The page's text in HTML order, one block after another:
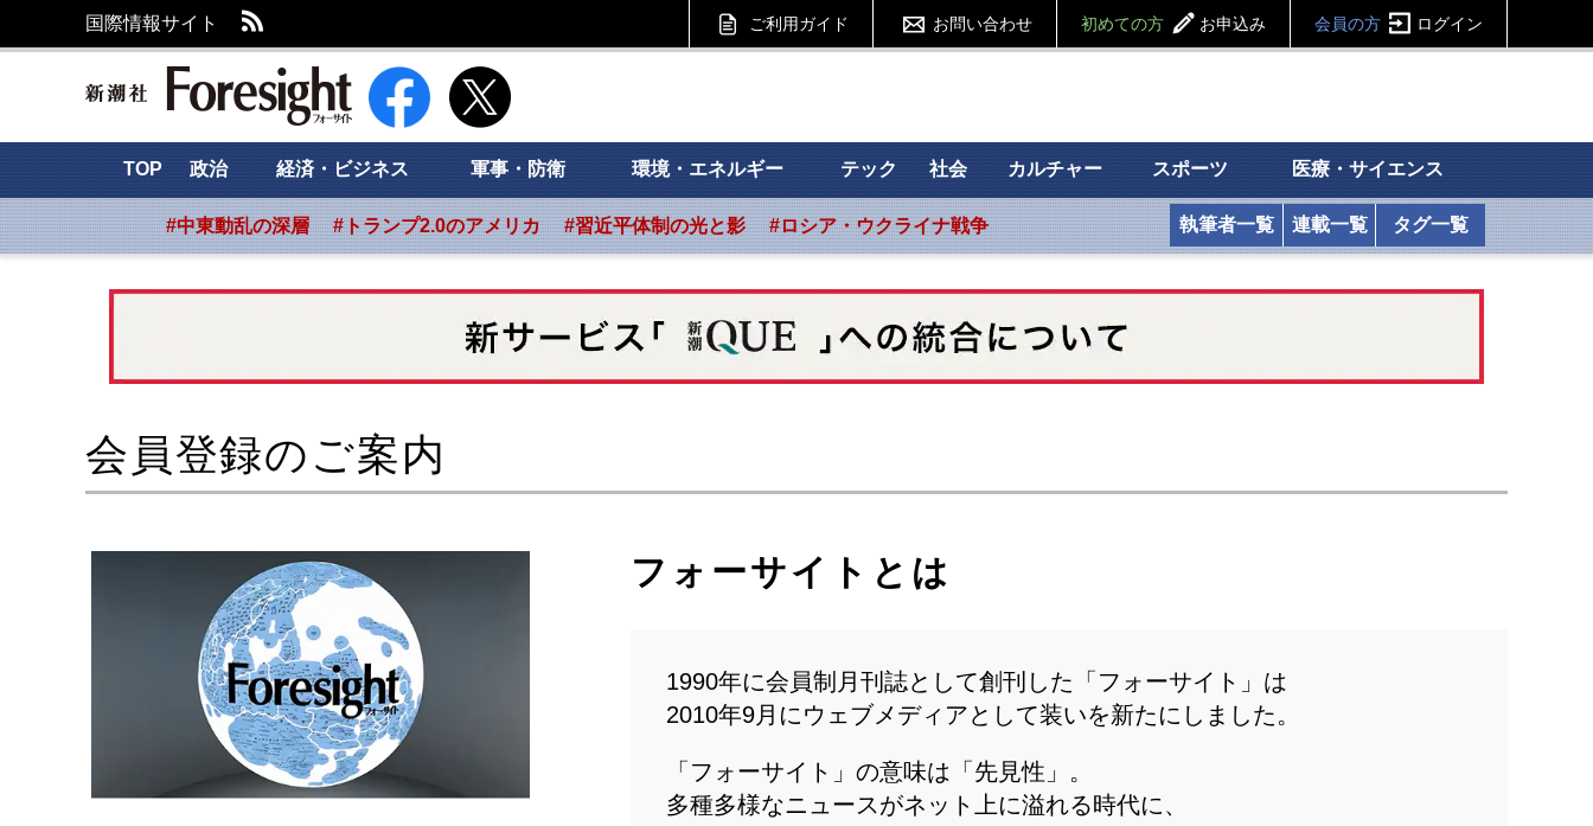
国際情報サイト ご利用ガイド お問い合わせ 初めての方 お申込み 会員の方 ログイン
新潮社 Foresight フォーサイト
TOP 政治 経済・ビジネス 軍事・防衛 環境・エネルギー テック 社会 カルチャー スポーツ 医療・サイエンス
#中東動乱の深層 #トランプ2.0のアメリカ #習近平体制の光と影 #ロシア・ウクライナ戦争 執筆者一覧 連載一覧 タグ一覧
会員登録のご案内
フォーサイトとは
1990年に会員制月刊誌として創刊した「フォーサイト」は
2010年9月にウェブメディアとして装いを新たにしました。
「フォーサイト」の意味は「先見性」。
多種多様なニュースがネット上に溢れる時代に、